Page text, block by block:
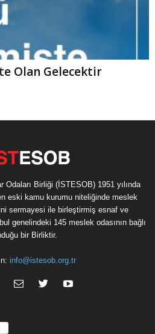
Olan Gelecektir
Odaları Birliği (İSTESOB) 1951 yılında
eski kamu kurumu niteliğinde meslek
sermayesi ile birleştirmiş esnaf ve
genelindeki 145 meslek odasının bağlı
bir Birliktir.
info@istesob.org.tr